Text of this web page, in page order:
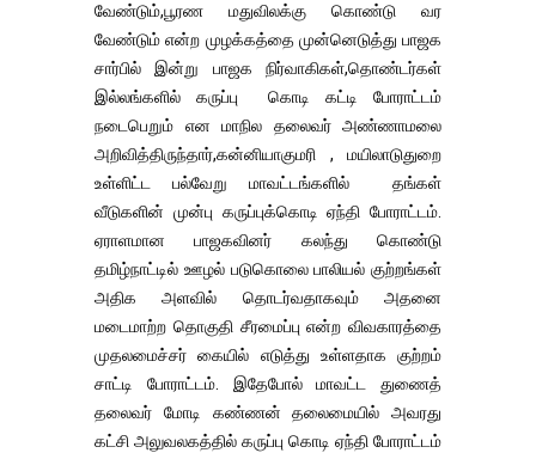
வேண்டும்,பூரண மதுவிலக்கு கொண்டு வர
வேண்டும் என்ற முழக்கத்தை முன்னெடுத்து பாஜக
சார்பில் இன்று பாஜக நிர்வாகிகள்,தொண்டர்கள்
இல்லங்களில் கருப்பு கொடி கட்டி போராட்டம்
நடைபெறும் என மாநில தலைவர் அண்ணாமலை
அறிவித்திருந்தார்,கன்னியாகுமரி , மயிலாடுதுறை
உள்ளிட்ட பல்வேறு மாவட்டங்களில் தங்கள்
வீடுகளின் முன்பு கருப்புக்கொடி ஏந்தி போராட்டம்.
ஏராளமான பாஜகவினர் கலந்து கொண்டு
தமிழ்நாட்டில் ஊழல் படுகொலை பாலியல் குற்றங்கள்
அதிக அளவில் தொடர்வதாகவும் அதனை
மடைமாற்ற தொகுதி சீரமைப்பு என்ற விவகாரத்தை
முதலமைச்சர் கையில் எடுத்து உள்ளதாக குற்றம்
சாட்டி போராட்டம். இதேபோல் மாவட்ட துணைத்
தலைவர் மோடி கண்ணன் தலைமையில் அவரது
கட்சி அலுவலகத்தில் கருப்பு கொடி ஏந்தி போராட்டம்